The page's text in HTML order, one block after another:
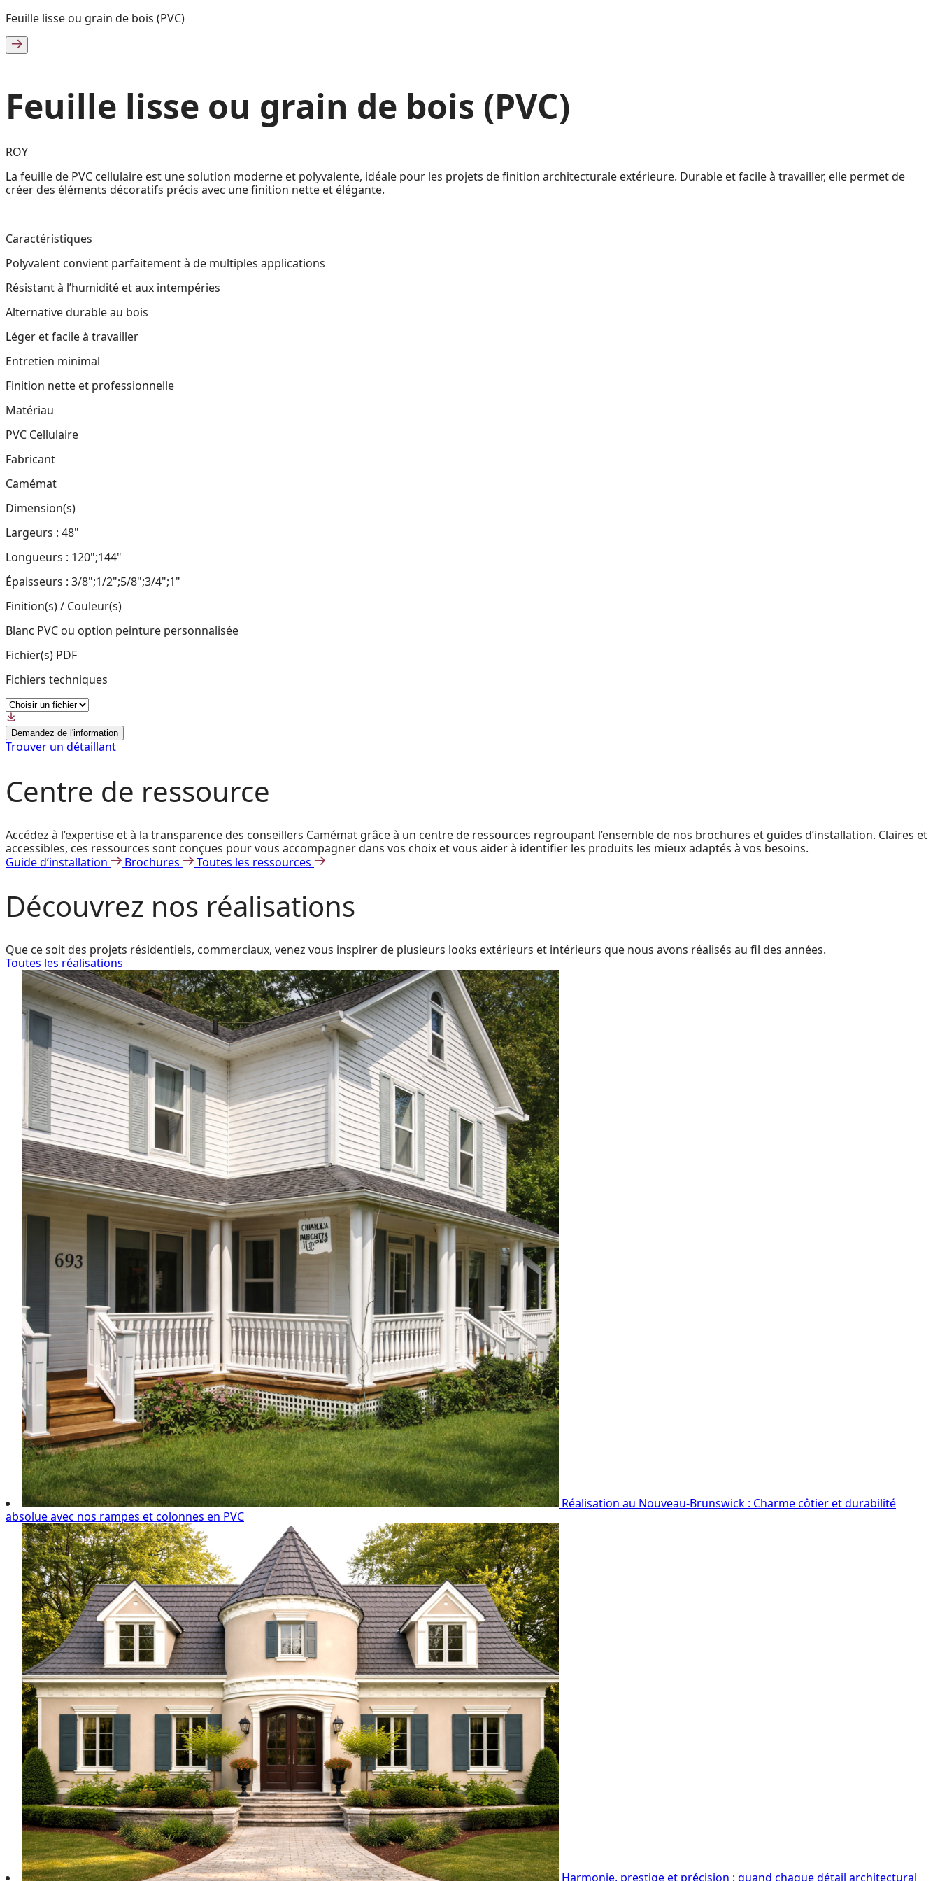
Feuille lisse ou grain de bois (PVC)
Feuille lisse ou grain de bois (PVC)
ROY
La feuille de PVC cellulaire est une solution moderne et polyvalente, idéale pour les projets de finition architecturale extérieure. Durable et facile à travailler, elle permet de
créer des éléments décoratifs précis avec une finition nette et élégante.
Caractéristiques
Polyvalent convient parfaitement à de multiples applications
Résistant à l’humidité et aux intempéries
Alternative durable au bois
Léger et facile à travailler
Entretien minimal
Finition nette et professionnelle
Matériau
PVC Cellulaire
Fabricant
Camémat
Dimension(s)
Largeurs : 48"
Longueurs : 120";144"
Épaisseurs : 3/8";1/2";5/8";3/4";1"
Finition(s) / Couleur(s)
Blanc PVC ou option peinture personnalisée
Fichier(s) PDF
Fichiers techniques
Demandez de l'information
Trouver un détaillant
Centre de ressource
Accédez à l’expertise et à la transparence des conseillers Camémat grâce à un centre de ressources regroupant l’ensemble de nos brochures et guides d’installation. Claires et
accessibles, ces ressources sont conçues pour vous accompagner dans vos choix et vous aider à identifier les produits les mieux adaptés à vos besoins.
Guide d’installation
Brochures Toutes les ressources
Découvrez nos réalisations
Que ce soit des projets résidentiels, commerciaux, venez vous inspirer de plusieurs looks extérieurs et intérieurs que nous avons réalisés au fil des années.
Toutes les réalisations
Réalisation au Nouveau-Brunswick : Charme côtier et durabilité
absolue avec nos rampes et colonnes en PVC
Harmonie, prestige et précision : quand chaque détail architectural